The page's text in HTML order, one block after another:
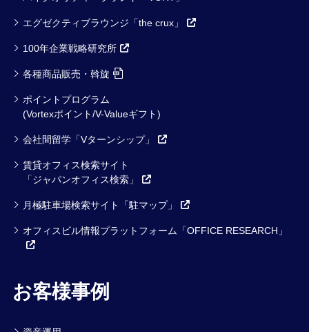
エグゼクティブラウンジ「the crux」
100年企業戦略研究所
各種商品販売・斡旋
ポイントプログラム
(Vortexポイント/V-Valueギフト)
会社間留学「Vターンシップ」
賃貸オフィス検索サイト
「ジャパンオフィス検索」
月極駐車場検索サイト「駐マップ」
オフィスビル情報プラットフォーム「OFFICE RESEARCH」
お客様事例